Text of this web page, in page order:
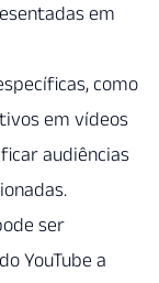
em
como
em vídeos
audiências
ser
YouTube a